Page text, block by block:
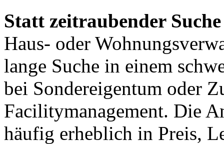
Statt zeitraubender
Haus- oder
lange Suche in einem
bei Sondereigentum oder
Facilitymanagement. Die
häufig erheblich in Preis,